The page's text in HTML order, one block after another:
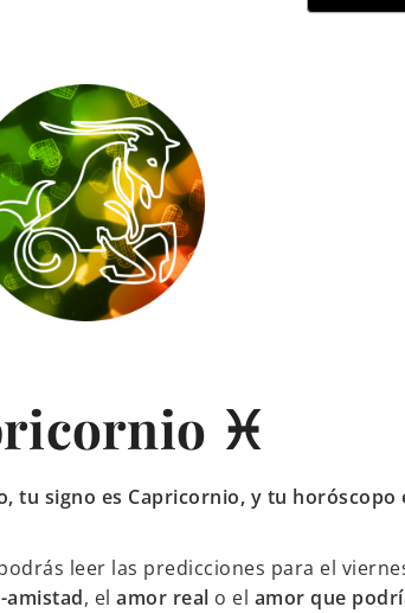
♓
tu signo es Capricornio, y tu horóscopo
leer las predicciones para el
amistad, el amor real o el amor que